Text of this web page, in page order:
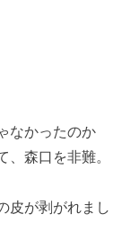
なかったのか
、森口を非難。
皮が剥がれまし